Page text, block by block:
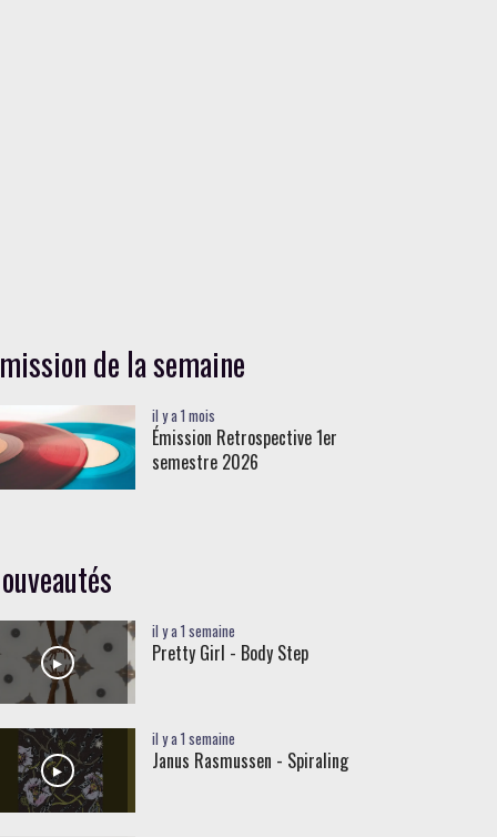
de la semaine
il y a 1 mois
Émission Retrospective 1er
semestre 2026
il y a 1 semaine
Pretty Girl - Body Step
il y a 1 semaine
Janus Rasmussen - Spiraling